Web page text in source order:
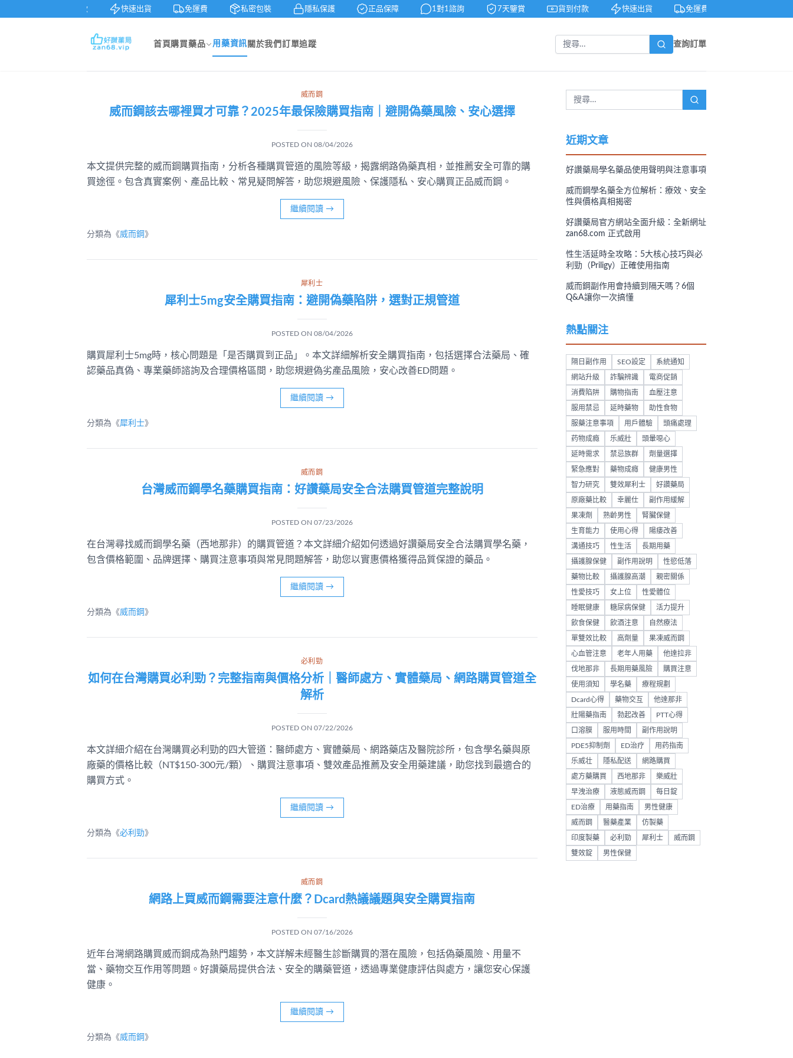
快速出貨 免運費 私密包裝 隱私保護 正品保障 1對1諮詢 7天鑒賞 貨到付款 快速出貨 免運費
首頁購買藥品 用藥資訊 關於我們 訂單追蹤 查詢訂單
威而鋼
威而鋼該去哪裡買才可靠？2025年最保險購買指南｜避開偽藥風險、安心選擇
POSTED ON 08/04/2026
本文提供完整的威而鋼購買指南，分析各種購買管道的風險等級，揭露網路偽藥真相，並推薦安全可靠的購
買途徑。包含真實案例、產品比較、常見疑問解答，助您規避風險、保護隱私、安心購買正品威而鋼。
繼續閱讀 →
分類為《威而鋼 》
犀利士
犀利士5mg安全購買指南：避開偽藥陷阱，選對正規管道
POSTED ON 08/04/2026
購買犀利士5mg時，核心問題是「是否購買到正品」。本文詳細解析安全購買指南，包括選擇合法藥局、確
認藥品真偽、專業藥師諮詢及合理價格區間，助您規避偽劣產品風險，安心改善ED問題。
繼續閱讀 →
分類為《犀利士》
威而鋼
台灣威而鋼學名藥購買指南：好讚藥局安全合法購買管道完整說明
POSTED ON 07/23/2026
在台灣尋找威而鋼學名藥（西地那非）的購買管道？本文詳細介紹如何透過好讚藥局安全合法購買學名藥，
包含價格範圍、品牌選擇、購買注意事項與常見問題解答，助您以實惠價格獲得品質保證的藥品。
繼續閱讀 →
分類為《威而鋼 》
必利勁
如何在台灣購買必利勁？完整指南與價格分析｜醫師處方、實體藥局、網路購買管道全
解析
POSTED ON 07/22/2026
本文詳細介紹在台灣購買必利勁的四大管道：醫師處方、實體藥局、網路藥店及醫院診所，包含學名藥與原
廠藥的價格比較（NT$150-300元/顆）、購買注意事項、雙效產品推薦及安全用藥建議，助您找到最適合的
購買方式。
繼續閱讀 →
分類為《必利勁》
威而鋼
網路上買威而鋼需要注意什麼？Dcard熱議議題與安全購買指南
POSTED ON 07/16/2026
近年台灣網路購買威而鋼成為熱門趨勢，本文詳解未經醫生診斷購買的潛在風險，包括偽藥風險、用量不
當、藥物交互作用等問題。好讚藥局提供合法、安全的購藥管道，透過專業健康評估與處方，讓您安心保護
健康。
繼續閱讀 →
分類為《威而鋼 》
近期文章
好讚藥局學名藥品使用聲明與注意事項
威而鋼學名藥全方位解析：療效、安全
性與價格真相揭密
好讚藥局官方網站全面升級：全新網址
zan68.com 正式啟用
性生活延時全攻略：5大核心技巧與必
利勁（Priligy）正確使用指南
威而鋼副作用會持續到隔天嗎？6個
Q&A讓你一次搞懂
熱點關注
隔日副作用 SEO設定 系統通知
網站升級 詐騙辨識 電商促銷
消費陷阱 購物指南 血壓注意
服用禁忌 延時藥物 助性食物
服藥注意事項 用戶體驗 頭痛處理
药物成瘾 乐威壯 頭暈噁心
延時需求 禁忌族群 劑量選擇
緊急應對 藥物成癮 健康男性
智力研究 雙效犀利士 好讚藥局
原廠藥比較 幸麗仕 副作用緩解
果凍劑 熟齡男性 腎臟保健
生育能力 使用心得 陽痿改善
溝通技巧 性生活 長期用藥
攝護腺保健 副作用說明 性慾低落
藥物比較 攝護腺高潮 親密關係
性愛技巧 女上位 性愛體位
睡眠健康 糖尿病保健 活力提升
飲食保健 飲酒注意 自然療法
單雙效比較 高劑量 果凍威而鋼
心血管注意 老年人用藥 他達拉非
伐地那非 長期用藥風險 購買注意
使用須知 學名藥 療程規劃
Dcard心得 藥物交互 他達那非
壯陽藥指南 勃起改善 PTT心得
口溶膜 服用時間 副作用說明
PDE5抑制劑 ED治疗 用药指南
乐威壮 隱私配送 網路購買
處方藥購買 西地那非 樂威壯
早洩治療 液態威而鋼 每日錠
ED治療 用藥指南 男性健康
威而鋼 醫藥產業 仿製藥
印度製藥 必利勁 犀利士 威而鋼
雙效錠 男性保健